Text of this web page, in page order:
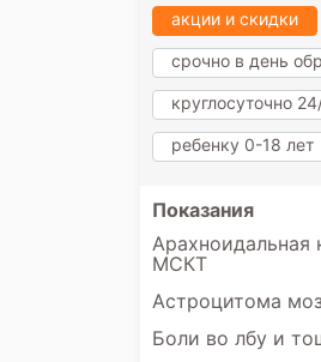
акции и скидки
срочно в день
круглосуточно
ребенку 0-18 лет
Показания
Арахноидальная
МСКТ
Астроцитома
Боли во лбу и